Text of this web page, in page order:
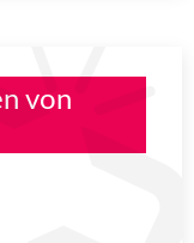
von